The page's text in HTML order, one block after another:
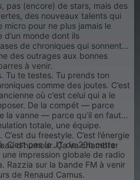
, pas (encore) de stars, mais des
des nouveaux talents qui
micro pour ne plus jamais le
monde dont ils
de chroniques qui sonnent
des outrages aux bonnes
à venir.
Tu te testes. Tu prends ton
comme des joutes. C’est
où c’est celui qui a le
De la compét — parce
la vanne — parce qu’il en faut
totale, une équipe.
du freestyle. C’est l’énergie
d’humour. Ça va chambrer
C’est pas le JT de 20h cette
une impression globale de radio
Razzia sur la bande FM à venir
de Renaud Camus.